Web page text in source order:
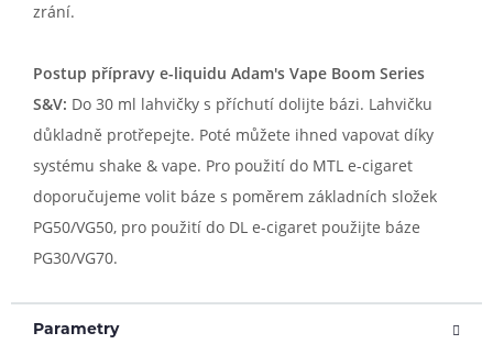
zrání.
Postup přípravy e-liquidu Adam's Vape Boom Series
S&V: Do 30 ml lahvičky s příchutí dolijte bázi. Lahvičku
důkladně protřepejte. Poté můžete ihned vapovat díky
systému shake & vape. Pro použití do MTL e-cigaret
doporučujeme volit báze s poměrem základních složek
PG50/VG50, pro použití do DL e-cigaret použijte báze
PG30/VG70.
Parametry